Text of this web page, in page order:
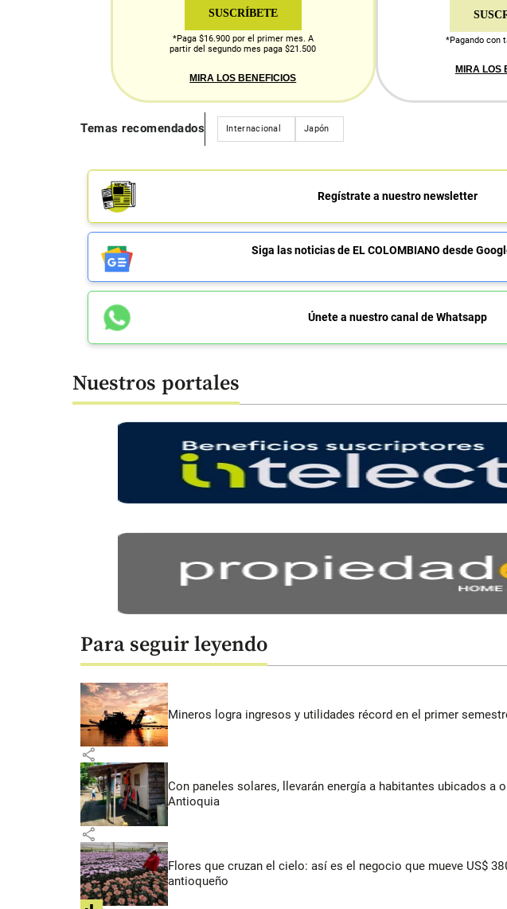
SUSCRÍBETE
*Paga $16.900 por el primer mes. A
partir del segundo mes paga $21.500
MIRA LOS BENEFICIOS
*Pagando con
MIRA LOS
Temas recomendados Internacional Japón
Regístrate a nuestro newsletter
Siga las noticias de EL COLOMBIANO desde
Únete a nuestro canal de Whatsapp
Nuestros portales
Para seguir leyendo
Mineros logra ingresos y utilidades récord en el primer
share
Con paneles solares, llevarán energía a habitantes ubicados a
Antioquia
share
Flores que cruzan el cielo: así es el negocio que mueve US$
antioqueño